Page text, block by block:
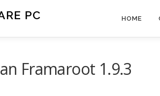
PC HOME
Framaroot 1.9.3